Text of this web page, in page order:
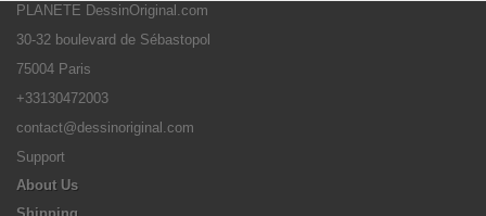
PLANETE DessinOriginal.com
30-32 boulevard de Sébastopol
75004 Paris
+33130472003
contact@dessinoriginal.com
Support
About Us